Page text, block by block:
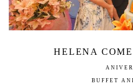
HELENA
BUFFET